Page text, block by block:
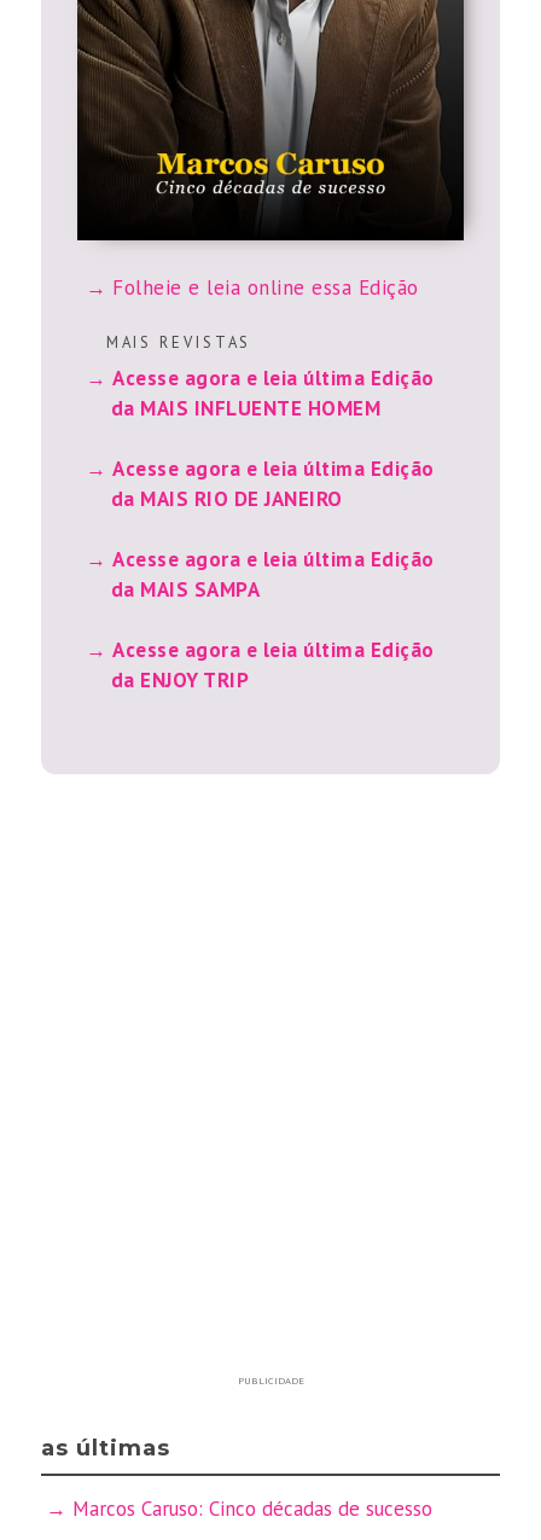
Folheie e leia online essa Edição
M A I S R E V I S T A S
Acesse agora e leia última Edição
da MAIS INFLUENTE HOMEM
Acesse agora e leia última Edição
da MAIS RIO DE JANEIRO
Acesse agora e leia última Edição
da MAIS SAMPA
Acesse agora e leia última Edição
da ENJOY TRIP
PUBLICIDADE
as últimas
Marcos Caruso: Cinco décadas de sucesso